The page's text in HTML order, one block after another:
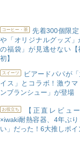
コーヒー・茶
先着300個限定
や「オリジナルグッズ」
の福袋」が見逃せない【
初】
スイーツ
ビアードパパが
イス」とコラボ！激ウマ
ンブランシュー」が登場
お役立ち
【正直レビュ
×iwaki耐熱容器、4年ぶ
い」だった！6大推しポイ